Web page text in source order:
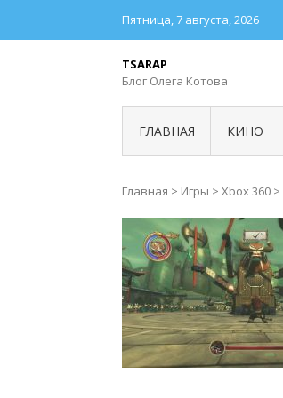
Пятница, 7 августа, 2026
TSARAP
Блог Олега Котова
ГЛАВНАЯ КИНО
Главная > Игры > Xbox 360 >